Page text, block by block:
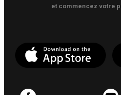
et commencez votre